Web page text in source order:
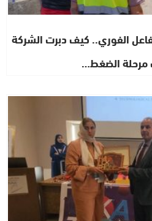
الفوري.. كيف دبرت الشركة
مرحلة الضغط…